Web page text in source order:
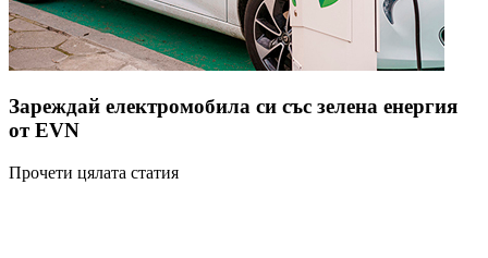
Зареждай електромобила си със зелена енергия
от EVN
Прочети цялата статия